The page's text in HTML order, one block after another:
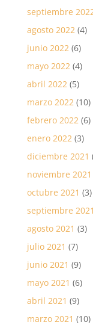
septiembre
agosto 2022 (4)
junio 2022 (6)
mayo 2022 (4)
abril 2022 (5)
marzo 2022 (10)
febrero 2022 (6)
enero 2022 (3)
diciembre 2021
noviembre 2021
octubre 2021 (3)
septiembre 2021
agosto 2021 (3)
julio 2021 (7)
junio 2021 (9)
mayo 2021 (6)
abril 2021 (9)
marzo 2021 (10)